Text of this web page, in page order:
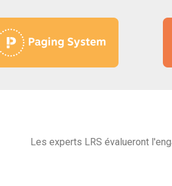
Les experts LRS évalueront